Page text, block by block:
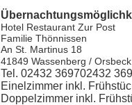
Hotel Restaurant Zur Post
Familie Thönnissen
An St. Martinus 18
41849 Wassenberg / Orsbeck
Tel. 02432 369702432
Einelzimmer inkl.
Doppelzimmer inkl.